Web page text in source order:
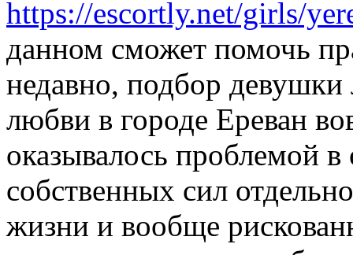
https://escortly.net/girls/
данном сможет помочь
недавно, подбор
любви в городе Ереван
оказывалось проблемой
собственных сил
жизни и вообще